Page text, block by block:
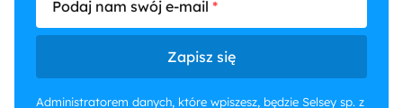
Podaj nam swój e-mail
Zapisz się
Administratorem danych, które wpiszesz, będzie Selsey sp. z